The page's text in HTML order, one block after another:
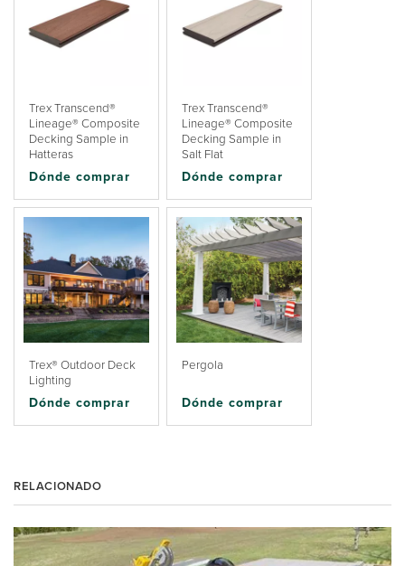
Trex Transcend®
Lineage® Composite
Decking Sample in
Hatteras
Dónde comprar
Trex Transcend®
Lineage® Composite
Decking Sample in
Salt Flat
Dónde comprar
Trex® Outdoor Deck
Lighting
Dónde comprar
Pergola
Dónde comprar
RELACIONADO